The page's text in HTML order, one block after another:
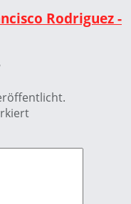
Rodriguez -